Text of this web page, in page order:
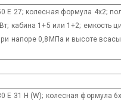
E 27; колесная формула 4х2;
кабина 1+5 или 1+2; емкость
напоре 0,8МПа и высоте
E 31 Н (W); колесная формула